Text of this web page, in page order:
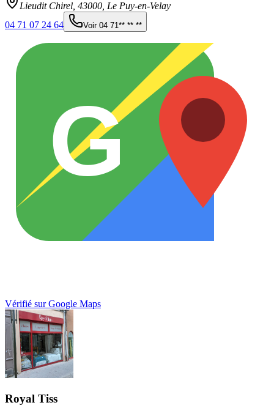
Lieudit Chirel, 43000 Le Puy-en-Velay
04 71 07 24 64
Voir 04 71** ** **
G
Vérifié sur Google Maps
Royal Tiss